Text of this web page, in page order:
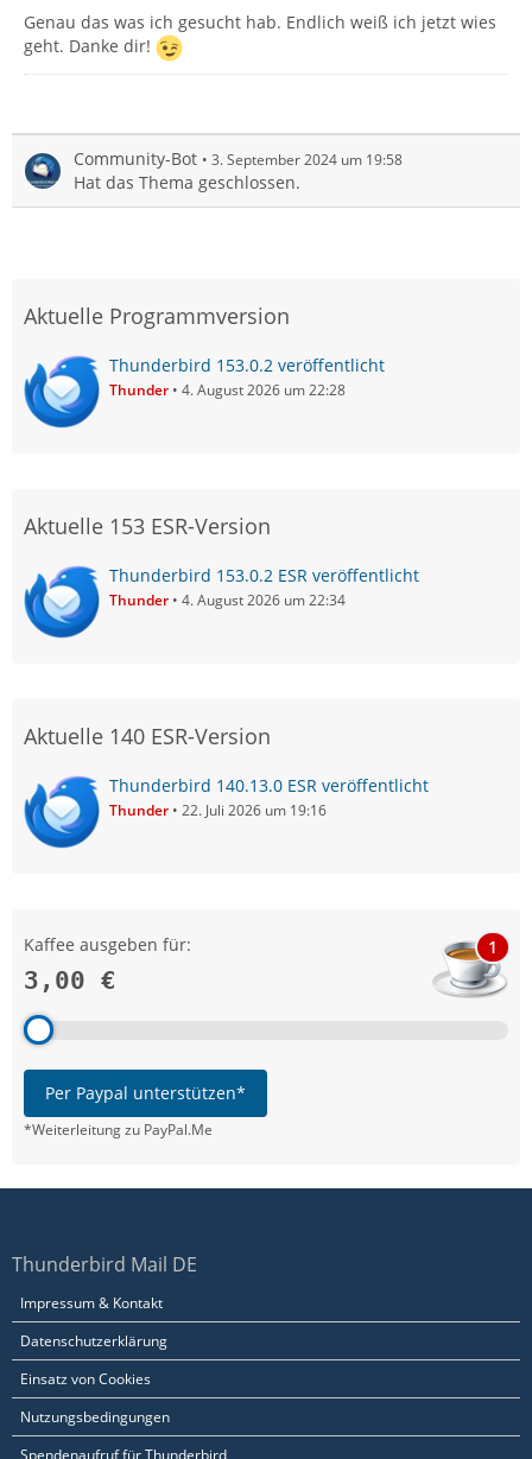
Genau das was ich gesucht hab. Endlich weiß ich jetzt wies
geht. Danke dir!
Community-Bot 3. September 2024 um 19:58
Hat das Thema geschlossen.
Aktuelle Programmversion
Thunderbird 153.0.2 veröffentlicht
Thunder 4. August 2026 um 22:28
Aktuelle 153 ESR-Version
Thunderbird 153.0.2 ESR veröffentlicht
Thunder 4. August 2026 um 22:34
Aktuelle 140 ESR-Version
Thunderbird 140.13.0 ESR veröffentlicht
Thunder 22. Juli 2026 um 19:16
Kaffee ausgeben für:
3,00 €
1
Per Paypal unterstützen*
*Weiterleitung zu PayPal.Me
Thunderbird Mail DE
Impressum & Kontakt
Datenschutzerklärung
Einsatz von Cookies
Nutzungsbedingungen